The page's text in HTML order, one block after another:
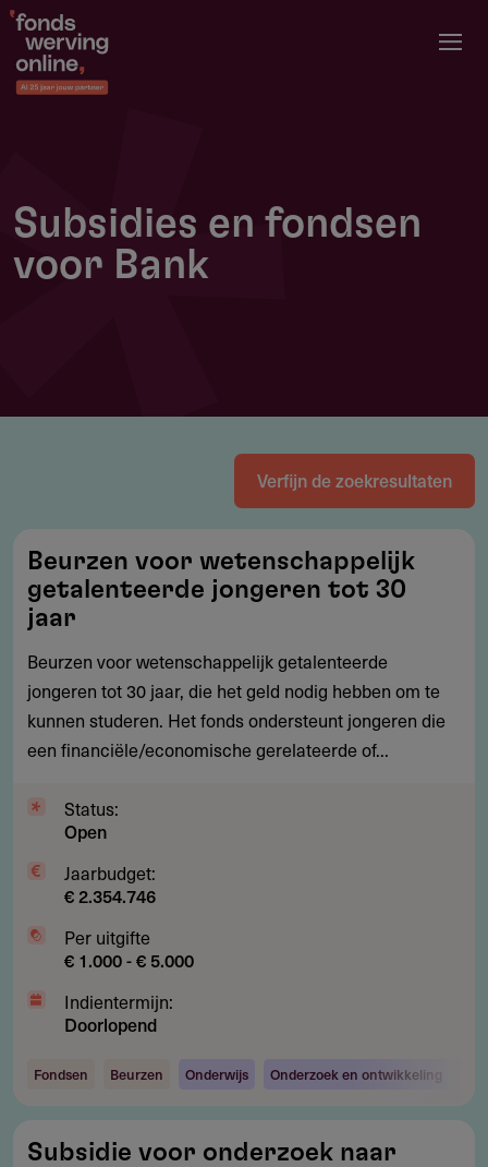
Overslaan
naar
de
Subsidies en fondsen
voor Bank
Verfijn de zoekresultaten
voor
wetenschappelijk
getalenteerde
jongeren
tot
30
jaar
Beurzen voor wetenschappelijk
getalenteerde jongeren tot 30
jaar
Beurzen voor wetenschappelijk getalenteerde
jongeren tot 30 jaar, die het geld nodig hebben om te
kunnen studeren. Het fonds ondersteunt jongeren die
een financiële/economische gerelateerde of...
Status:
Open
Jaarbudget:
€ 2.354.746
Per uitgifte
€ 1.000 - € 5.000
Indientermijn:
Doorlopend
Fondsen Beurzen Onderwijs Onderzoek en ontwikkeling
Subsidie voor onderzoek naar